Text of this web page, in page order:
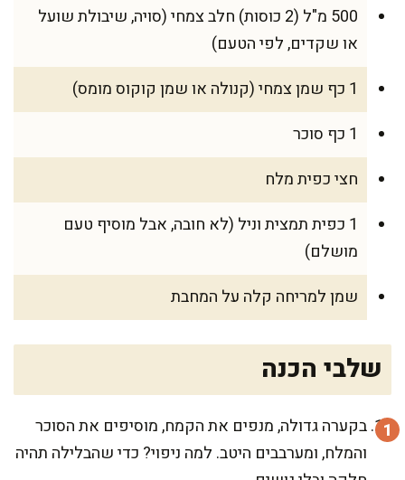
500 מ"ל (2 כוסות) חלב צמחי (סויה, שיבולת שועל
או שקדים, לפי הטעם)
1 כף שמן צמחי (קנולה או שמן קוקוס מומס)
1 כף סוכר
חצי כפית מלח
1 כפית תמצית וניל (לא חובה, אבל מוסיף טעם
מושלם)
שמן למריחה קלה על המחבת
שלבי הכנה
בקערה גדולה, מנפים את הקמח, מוסיפים את הסוכר
והמלח, ומערבבים היטב. למה ניפוי? כדי שהבלילה תהיה